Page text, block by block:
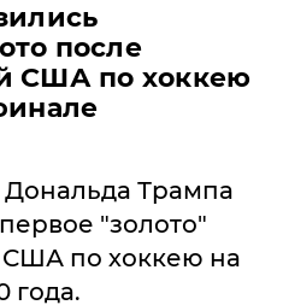
после
США по хоккею
Трампа
"золото"
по хоккею на
года.